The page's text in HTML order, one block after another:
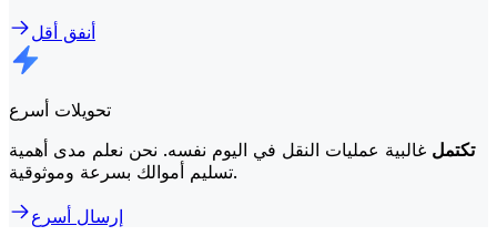
أنفق أقل
تحويلات أسرع
تكتمل غالبية عمليات النقل في اليوم نفسه. نحن نعلم مدى أهمية
تسليم أموالك بسرعة وموثوقية.
إرسال أسرع